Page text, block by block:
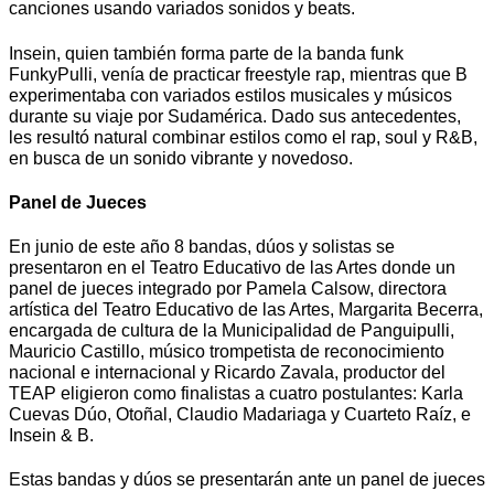
canciones usando variados sonidos y beats.
Insein, quien también forma parte de la banda funk
FunkyPulli, venía de practicar freestyle rap, mientras que B
experimentaba con variados estilos musicales y músicos
durante su viaje por Sudamérica. Dado sus antecedentes,
les resultó natural combinar estilos como el rap, soul y R&B,
en busca de un sonido vibrante y novedoso.
Panel de Jueces
En junio de este año 8 bandas, dúos y solistas se
presentaron en el Teatro Educativo de las Artes donde un
panel de jueces integrado por Pamela Calsow, directora
artística del Teatro Educativo de las Artes, Margarita Becerra,
encargada de cultura de la Municipalidad de Panguipulli,
Mauricio Castillo, músico trompetista de reconocimiento
nacional e internacional y Ricardo Zavala, productor del
TEAP eligieron como finalistas a cuatro postulantes: Karla
Cuevas Dúo, Otoñal, Claudio Madariaga y Cuarteto Raíz, e
Insein & B.
Estas bandas y dúos se presentarán ante un panel de jueces